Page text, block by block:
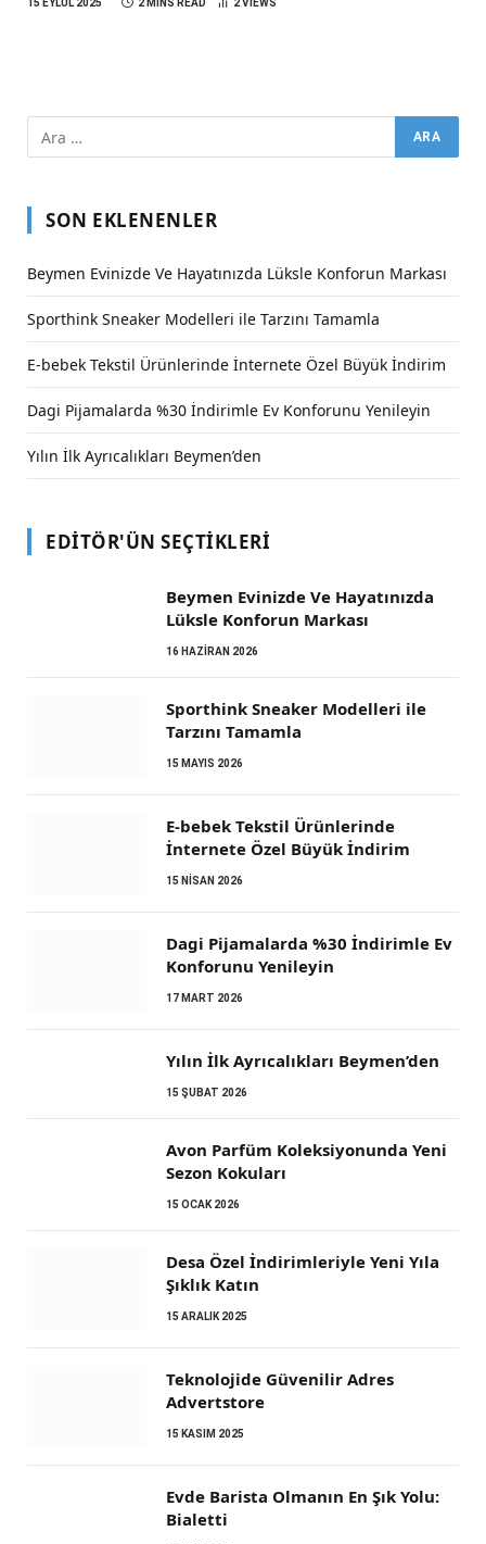
15 EYLÜL 2025 2 MINS READ 2VIEWS
SON EKLENENLER
Beymen Evinizde Ve Hayatınızda Lüksle Konforun Markası
Sporthink Sneaker Modelleri ile Tarzını Tamamla
E-bebek Tekstil Ürünlerinde İnternete Özel Büyük İndirim
Dagi Pijamalarda %30 İndirimle Ev Konforunu Yenileyin
Yılın İlk Ayrıcalıkları Beymen’den
EDITÖR'ÜN SEÇTIKLERI
Beymen Evinizde Ve Hayatınızda
Lüksle Konforun Markası
16 HAZIRAN 2026
Sporthink Sneaker Modelleri ile
Tarzını Tamamla
15 MAYIS 2026
E-bebek Tekstil Ürünlerinde
İnternete Özel Büyük İndirim
15 NISAN 2026
Dagi Pijamalarda %30 İndirimle Ev
Konforunu Yenileyin
17 MART 2026
Yılın İlk Ayrıcalıkları Beymen’den
15 ŞUBAT 2026
Avon Parfüm Koleksiyonunda Yeni
Sezon Kokuları
15 OCAK 2026
Desa Özel İndirimleriyle Yeni Yıla
Şıklık Katın
15 ARALIK 2025
Teknolojide Güvenilir Adres
Advertstore
15 KASIM 2025
Evde Barista Olmanın En Şık Yolu:
Bialetti